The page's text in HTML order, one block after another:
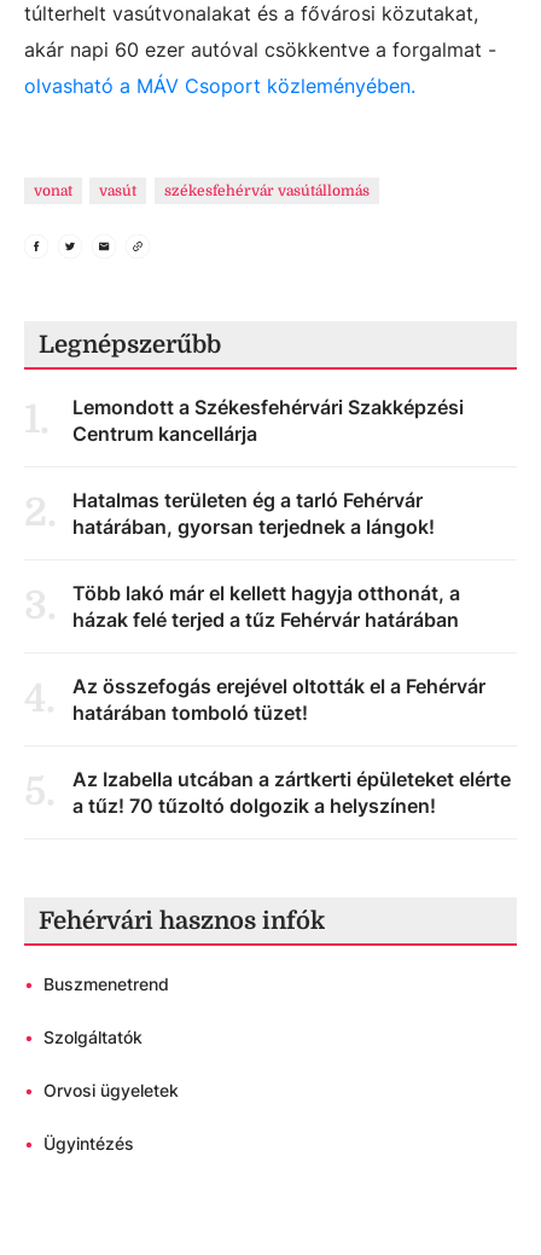
túlterhelt vasútvonalakat és a fővárosi közutakat,
akár napi 60 ezer autóval csökkentve a forgalmat -
olvasható a MÁV Csoport közleményében.
vonat vasút székesfehérvár vasútállomás
Legnépszerűbb
1.
Lemondott a Székesfehérvári Szakképzési
Centrum kancellárja
2.
Hatalmas területen ég a tarló Fehérvár
határában, gyorsan terjednek a lángok!
3.
Több lakó már el kellett hagyja otthonát, a
házak felé terjed a tűz Fehérvár határában
4.
Az összefogás erejével oltották el a Fehérvár
határában tomboló tüzet!
5.
Az Izabella utcában a zártkerti épületeket elérte
a tűz! 70 tűzoltó dolgozik a helyszínen!
Fehérvári hasznos infók
• Buszmenetrend
• Szolgáltatók
• Orvosi ügyeletek
• Ügyintézés